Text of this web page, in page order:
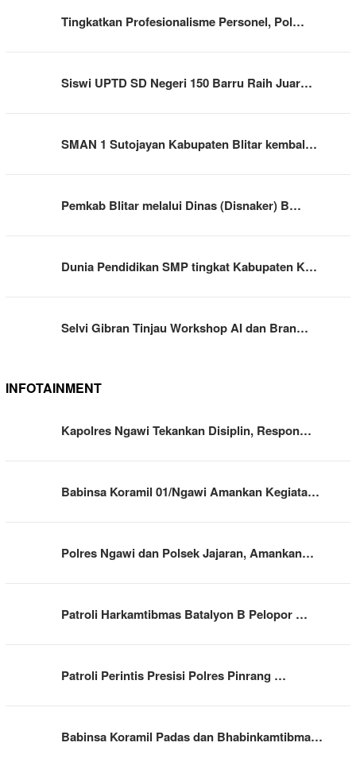
Tingkatkan Profesionalisme Personel, Pol…
Siswi UPTD SD Negeri 150 Barru Raih Juar…
SMAN 1 Sutojayan Kabupaten Blitar kembal…
Pemkab Blitar melalui Dinas (Disnaker) B…
Dunia Pendidikan SMP tingkat Kabupaten K…
Selvi Gibran Tinjau Workshop AI dan Bran…
INFOTAINMENT
Kapolres Ngawi Tekankan Disiplin, Respon…
Babinsa Koramil 01/Ngawi Amankan Kegiata…
Polres Ngawi dan Polsek Jajaran, Amankan…
Patroli Harkamtibmas Batalyon B Pelopor …
Patroli Perintis Presisi Polres Pinrang …
Babinsa Koramil Padas dan Bhabinkamtibma…